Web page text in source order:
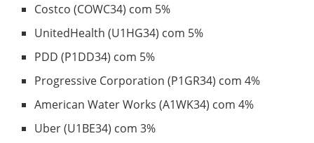
Costco (COWC34) com 5%
UnitedHealth (U1HG34) com 5%
PDD (P1DD34) com 5%
Progressive Corporation (P1GR34) com 4%
American Water Works (A1WK34) com 4%
Uber (U1BE34) com 3%